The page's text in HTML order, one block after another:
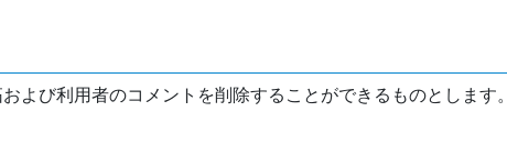
よび利用者のコメントを削除することができるものとします。